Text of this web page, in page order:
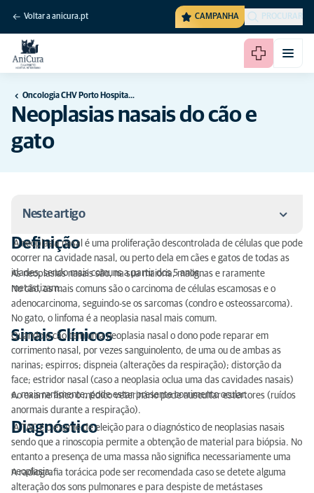
Voltar a anicura.pt CAMPANHA PROCURAR
Oncologia CHV Porto Hospital Veterinário
Neoplasias nasais do cão e
gato
Neste artigo
Definição
Sinais Clínicos
Diagnóstico
Tratamento
Definição
A neoplasia nasal é uma proliferação descontrolada de células que pode
ocorrer na cavidade nasal, ou perto dela em cães e gatos de todas as
idades, sendo mais comuns a partir dos 5 anos.
As neoplasias nasais são, na sua maioria, malignas e raramente
metastizam.
No cão, as mais comuns são o carcinoma de células escamosas e o
adenocarcinoma, seguindo-se os sarcomas (condro e osteossarcoma).
No gato, o linfoma é a neoplasia nasal mais comum.
Sinais Clínicos
Quando o cão tem uma neoplasia nasal o dono pode reparar em
corrimento nasal, por vezes sanguinolento, de uma ou de ambas as
narinas; espirros; dispneia (alterações da respiração); distorção da
face; estridor nasal (caso a neoplasia oclua uma das cavidades nasais)
e, mais raramente, pode estar presente corrimento ocular.
Ao exame físico o médico veterinário pode auscultar estertores (ruídos
anormais durante a respiração).
Diagnóstico
A TAC é o exame de eleição para o diagnóstico de neoplasias nasais
sendo que a rinoscopia permite a obtenção de material para biópsia. No
entanto a presença de uma massa não significa necessariamente uma
neoplasia.
A radiografia torácica pode ser recomendada caso se detete alguma
alteração dos sons pulmonares e para despiste de metástases